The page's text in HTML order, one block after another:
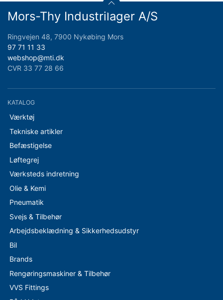
Mors-Thy Industrilager A/S
Ringvejen 48, 7900 Nykøbing Mors
97 71 11 33
webshop@mti.dk
CVR 33 77 28 66
KATALOG
Værktøj
Tekniske artikler
Befæstigelse
Løftegrej
Værksteds indretning
Olie & Kemi
Pneumatik
Svejs & Tilbehør
Arbejdsbeklædning & Sikkerhedsudstyr
Bil
Brands
Rengøringsmaskiner & Tilbehør
VVS Fittings